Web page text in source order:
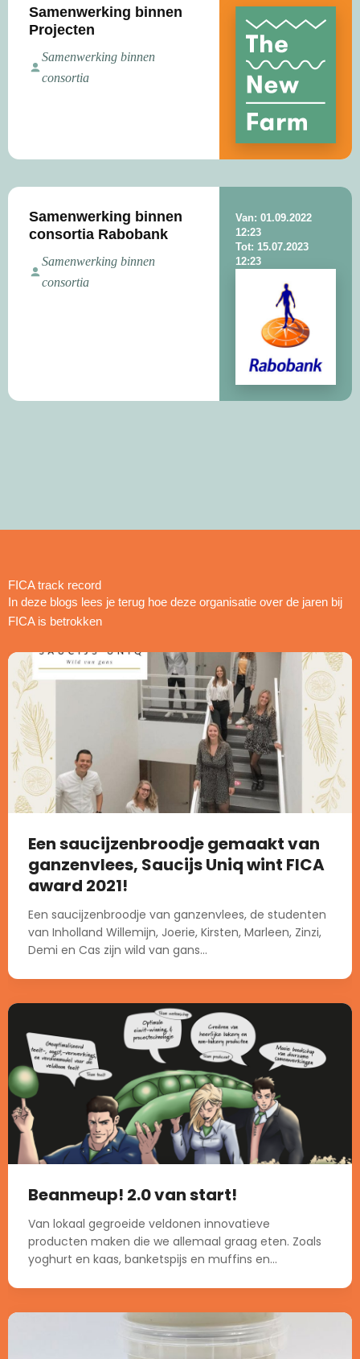
Samenwerking binnen
Projecten
Samenwerking binnen
consortia
Samenwerking binnen
consortia Rabobank
Samenwerking binnen
consortia
Van: 01.09.2022
12:23
Tot: 15.07.2023
12:23
FICA track record
In deze blogs lees je terug hoe deze organisatie over de jaren bij
FICA is betrokken
Een saucijzenbroodje gemaakt van
ganzenvlees, Saucijs Uniq wint FICA
award 2021!
Een saucijzenbroodje van ganzenvlees, de studenten
van Inholland Willemijn, Joerie, Kirsten, Marleen, Zinzi,
Demi en Cas zijn wild van gans...
Beanmeup! 2.0 van start!
Van lokaal gegroeide veldonen innovatieve
producten maken die we allemaal graag eten. Zoals
yoghurt en kaas, banketspijs en muffins en...